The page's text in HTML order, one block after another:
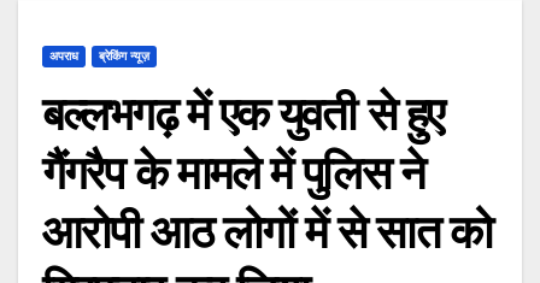
अपराध ब्रेकिंग न्यूज़
बल्लभगढ़ में एक युवती से हुए
गैंगरैप के मामले में पुलिस ने
आरोपी आठ लोगों में से सात को